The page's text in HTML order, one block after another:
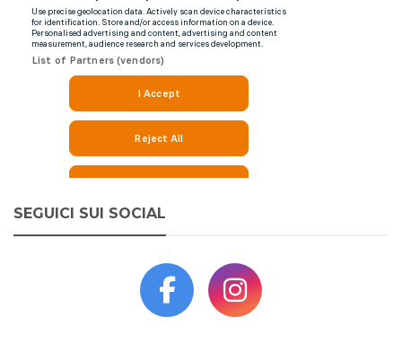
SEGUICI SUI SOCIAL